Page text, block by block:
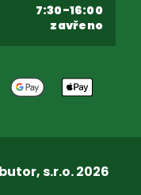
7:30-16:00
zavřeno
s.r.o. 2026